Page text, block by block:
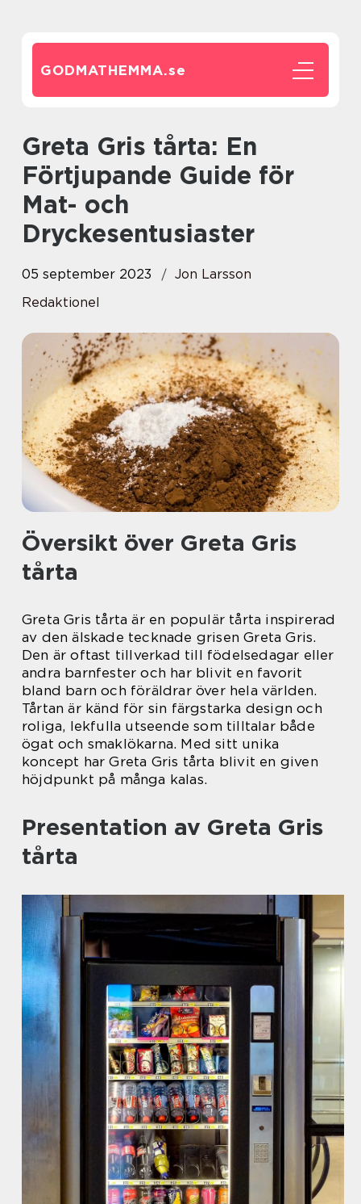
GODMATHEMMA.se
Greta Gris tårta: En
Förtjupande Guide för
Mat- och
Dryckesentusiaster
05 september 2023
Jon Larsson
Redaktionel
Översikt över Greta Gris
tårta
Greta Gris tårta är en populär tårta inspirerad
av den älskade tecknade grisen Greta Gris.
Den är oftast tillverkad till födelsedagar eller
andra barnfester och har blivit en favorit
bland barn och föräldrar över hela världen.
Tårtan är känd för sin färgstarka design och
roliga, lekfulla utseende som tilltalar både
ögat och smaklökarna. Med sitt unika
koncept har Greta Gris tårta blivit en given
höjdpunkt på många kalas.
Presentation av Greta Gris
tårta